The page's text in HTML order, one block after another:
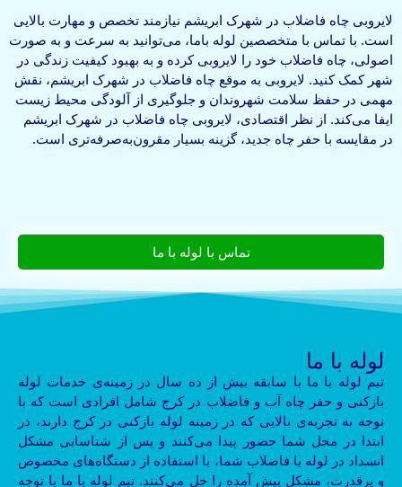
لایروبی چاه فاضلاب در شهرک ابریشم نیازمند تخصص و مهارت بالایی
است. با تماس با متخصصین لوله باما، می‌توانید به سرعت و به صورت
اصولی، چاه فاضلاب خود را لایروبی کرده و به بهبود کیفیت زندگی در
شهر کمک کنید. لایروبی به موقع چاه فاضلاب در شهرک ابریشم، نقش
مهمی در حفظ سلامت شهروندان و جلوگیری از آلودگی محیط زیست
ایفا می‌کند. از نظر اقتصادی، لایروبی چاه فاضلاب در شهرک ابریشم
در مقایسه با حفر چاه جدید، گزینه بسیار مقرون‌به‌صرفه‌تری است.
تماس با لوله با ما
لوله با ما
تیم لوله با ما با سابقه بیش از ده سال در زمینه‌ی خدمات لوله
بازکنی و حفر چاه آب و فاضلاب در کرج شامل افرادی است که با
توجه به تجربه‌ی بالایی که در زمینه لوله بازکنی در کرج دارند، در
ابتدا در محل شما حضور پیدا می‌کنند و پس از شناسایی مشکل
انسداد در لوله یا فاضلاب شما، با استفاده از دستگاه‌های مخصوص
و پرقدرت، مشکل پیش آمده را حل می‌کنند. تیم لوله با ما با توجه